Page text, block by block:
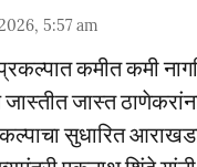
5:57 am
कमीत कमी
जास्त
सुधारित